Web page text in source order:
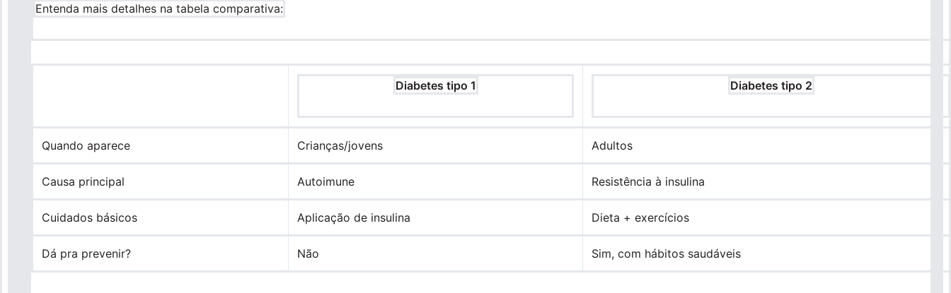
Entenda mais detalhes na tabela comparativa:
Diabetes tipo 1 Diabetes tipo 2
Quando aparece Crianças/jovens Adultos
Causa principal Autoimune Resistência à insulina
Cuidados básicos Aplicação de insulina Dieta + exercícios
Dá pra prevenir? Não Sim, com hábitos saudáveis